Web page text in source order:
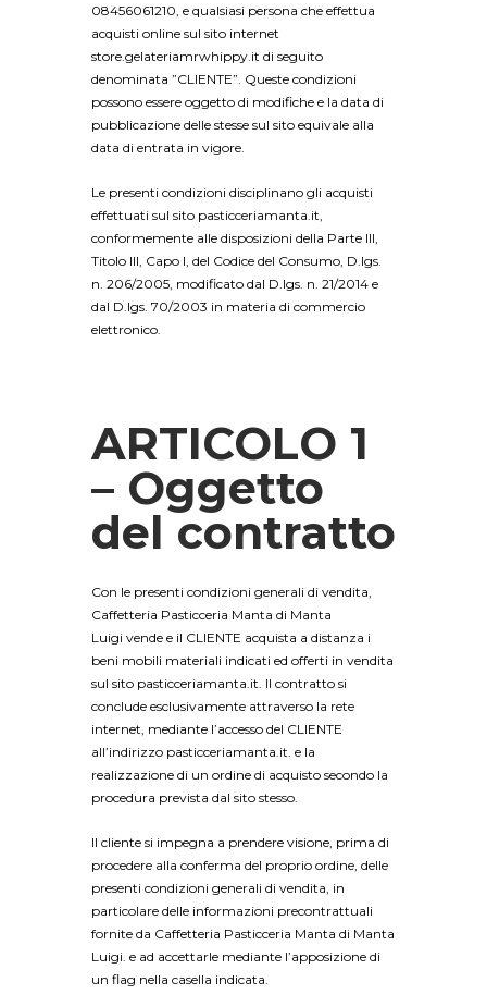
08456061210, e qualsiasi persona che effettua
acquisti online sul sito internet
store.gelateriamrwhippy.it di seguito
denominata ”CLIENTE”. Queste condizioni
possono essere oggetto di modifiche e la data di
pubblicazione delle stesse sul sito equivale alla
data di entrata in vigore.
Le presenti condizioni disciplinano gli acquisti
effettuati sul sito pasticceriamanta.it,
conformemente alle disposizioni della Parte III,
Titolo III, Capo I, del Codice del Consumo, D.lgs.
n. 206/2005, modificato dal D.lgs. n. 21/2014 e
dal D.lgs. 70/2003 in materia di commercio
elettronico.
ARTICOLO 1
– Oggetto
del contratto
Con le presenti condizioni generali di vendita,
Caffetteria Pasticceria Manta di Manta
Luigi vende e il CLIENTE acquista a distanza i
beni mobili materiali indicati ed offerti in vendita
sul sito pasticceriamanta.it. Il contratto si
conclude esclusivamente attraverso la rete
internet, mediante l’accesso del CLIENTE
all’indirizzo pasticceriamanta.it. e la
realizzazione di un ordine di acquisto secondo la
procedura prevista dal sito stesso.
Il cliente si impegna a prendere visione, prima di
procedere alla conferma del proprio ordine, delle
presenti condizioni generali di vendita, in
particolare delle informazioni precontrattuali
fornite da Caffetteria Pasticceria Manta di Manta
Luigi. e ad accettarle mediante l’apposizione di
un flag nella casella indicata.